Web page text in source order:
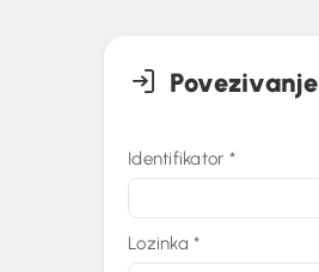
Povezivanje
Identifikator *
Lozinka *